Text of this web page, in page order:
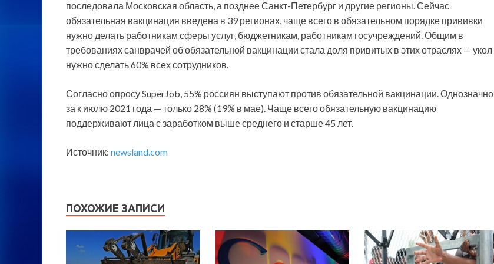
последовала Московская область, а позднее Санкт-Петербург и другие регионы. Сейчас
обязательная вакцинация введена в 39 регионах, чаще всего в обязательном порядке прививки
нужно делать работникам сферы услуг, бюджетникам, работникам госучреждений. Общим в
требованиях санврачей об обязательной вакцинации стала доля привитых в этих отраслях — укол
нужно сделать 60% всех сотрудников.
Согласно опросу SuperJob, 55% россиян выступают против обязательной вакцинации. Однозначно
за к июлю 2021 года — только 28% (19% в мае). Чаще всего обязательную вакцинацию
поддерживают лица с заработком выше среднего и старше 45 лет.
Источник: newsland.com
ПОХОЖИЕ ЗАПИСИ